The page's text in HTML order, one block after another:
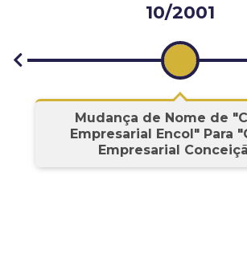
10/2001
Mudança de Nome de
Empresarial Encol" Para
Empresarial